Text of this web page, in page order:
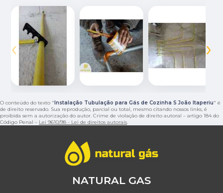
‹ ›
O conteúdo do texto " Instalação Tubulação para Gás de Cozinha S João Itaperiu" é
de direito reservado. Sua reprodução, parcial ou total, mesmo citando nossos links, é
proibida sem a autorização do autor. Crime de violação de direito autoral – artigo 184 do
Código Penal – Lei 9610/98 - Lei de direitos autorais.
NATURAL GAS